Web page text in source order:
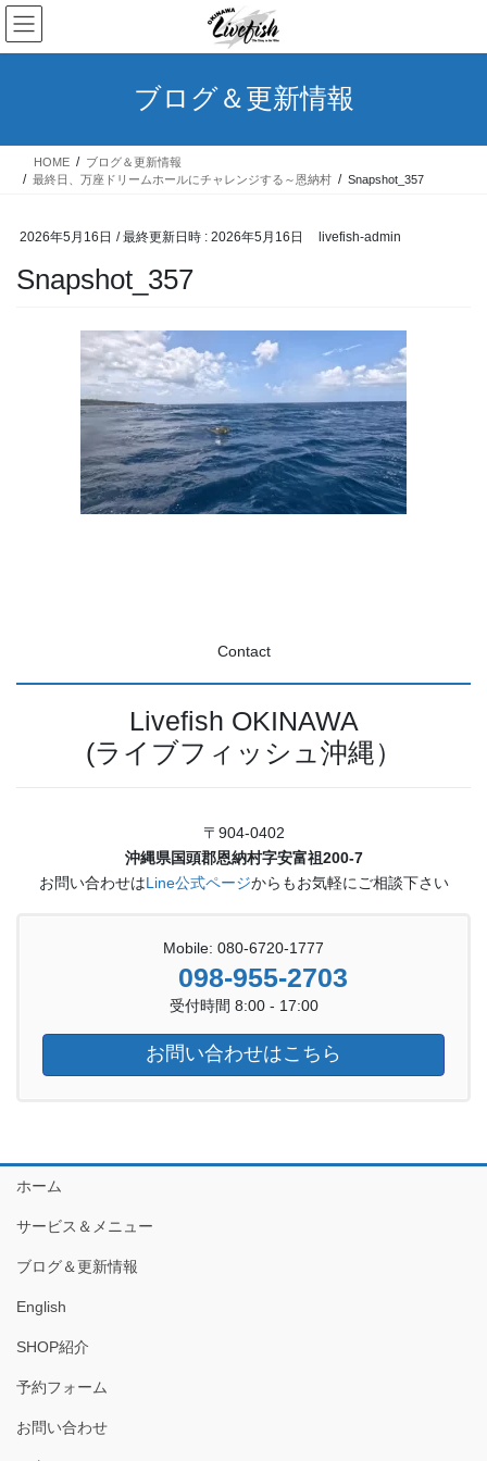
コ
ン
テ
ス
ナ
ビ
ゲ
ン
ブログ＆更新情報
HOME
ブログ＆更新情報
最終日、万座ドリームホールにチャレンジする～恩納村
Snapshot_357
2026年5月16日 / 最終更新日時 : 2026年5月16日 livefish-admin
Snapshot_357
Contact
Livefish OKINAWA
(ライブフィッシュ沖縄）
〒904-0402
沖縄県国頭郡恩納村字安富祖200-7
お問い合わせはLine公式ページからもお気軽にご相談下さい
Mobile: 080-6720-1777
098-955-2703
受付時間 8:00 - 17:00
お問い合わせはこちら
ホーム
サービス＆メニュー
ブログ＆更新情報
English
SHOP紹介
予約フォーム
お問い合わせ